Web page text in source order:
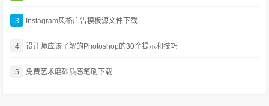
3 Instagram风格广告模板源文件下载
4 设计师应该了解的Photoshop的30个提示和技巧
5 免费艺术磨砂质感笔刷下载